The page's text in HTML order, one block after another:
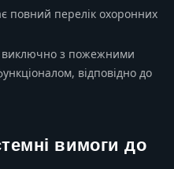
повний перелік охоронних
з пожежними
відповідно до
вимоги до